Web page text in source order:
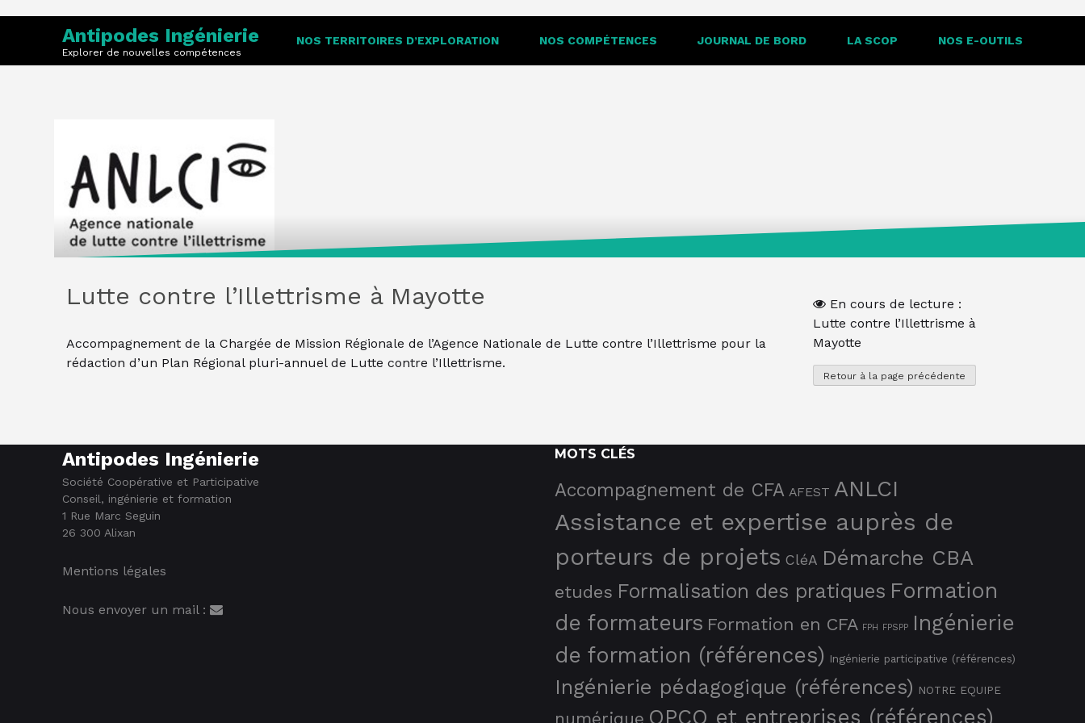
Antipodes Ingénierie
Explorer de nouvelles compétences
NOS TERRITOIRES D’EXPLORATION NOS COMPÉTENCES JOURNAL DE BORD LA SCOP NOS E-OUTILS
: Undefined variable $post_ID in/home/antipodebq/www/wp-content/themes/edu-care-nex2/template-parts/content-banner.php
Lutte contre l’Illettrisme à Mayotte
Accompagnement de la Chargée de Mission Régionale de l’Agence Nationale de Lutte contre l’Illettrisme pour la
rédaction d’un Plan Régional pluri-annuel de Lutte contre l’Illettrisme.
En cours de lecture :
Lutte contre l’Illettrisme à
Mayotte
Antipodes Ingénierie
Société Coopérative et Participative
Conseil, ingénierie et formation
1 Rue Marc Seguin
26 300 Alixan
Mentions légales
Nous envoyer un mail :
MOTS CLÉS
Accompagnement de CFA AFEST ANLCI
Assistance et expertise auprès de
porteurs de projets CléA Démarche CBA
etudes Formalisation des pratiques Formation
de formateurs Formation en CFA FPH FPSPP
Ingénierie
de formation (références) Ingénierie participative (références)
Ingénierie pédagogique (références) NOTRE EQUIPE
numérique OPCO et entreprises (références)